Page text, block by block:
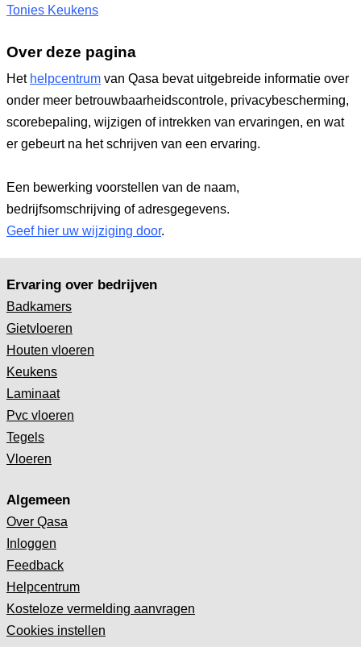
Tonies Keukens
Over deze pagina
Het helpcentrum van Qasa bevat uitgebreide informatie over
onder meer betrouwbaarheidscontrole, privacybescherming,
scorebepaling, wijzigen of intrekken van ervaringen, en wat
er gebeurt na het schrijven van een ervaring.
Een bewerking voorstellen van de naam,
bedrijfsomschrijving of adresgegevens.
Geef hier uw wijziging door.
Ervaring over bedrijven
Badkamers
Gietvloeren
Houten vloeren
Keukens
Laminaat
Pvc vloeren
Tegels
Vloeren
Algemeen
Over Qasa
Inloggen
Feedback
Helpcentrum
Kosteloze vermelding aanvragen
Cookies instellen